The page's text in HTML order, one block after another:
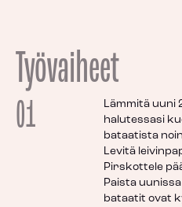
Työvaiheet
01
Lämmitä uuni
halutessasi
bataatista
Levitä
Pirskottele
Paista
bataatit ovat